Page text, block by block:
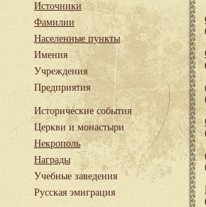
Источники
Фамилии
Населенные пункты
Имения
Учреждения
Предприятия
Исторические события
Церкви и монастыри
Некрополь
Награды
Учебные заведения
Русская эмиграция